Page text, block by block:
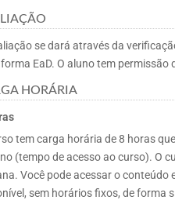
se dará através da
EaD. O aluno tem
HORÁRIA
tem carga horária de 8 horas
(tempo de acesso ao curso). O
Você pode acessar o conteúdo
sem horários fixos, de forma